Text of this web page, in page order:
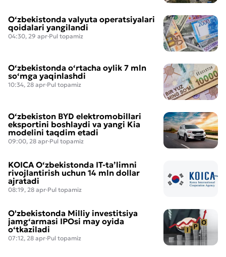
O‘zbekistonda valyuta operatsiyalari
qoidalari yangilandi
04:30, 29 apr·Pul topamiz
O‘zbekistonda o‘rtacha oylik 7 mln
so‘mga yaqinlashdi
10:34, 28 apr·Pul topamiz
O‘zbekiston BYD elektromobillari
eksportini boshlaydi va yangi Kia
modelini taqdim etadi
09:00, 28 apr·Pul topamiz
KOICA O‘zbekistonda IT-ta’limni
rivojlantirish uchun 14 mln dollar
ajratadi
08:19, 28 apr·Pul topamiz
O'zbekistonda Milliy investitsiya
jamg‘armasi IPOsi may oyida
o‘tkaziladi
07:12, 28 apr·Pul topamiz